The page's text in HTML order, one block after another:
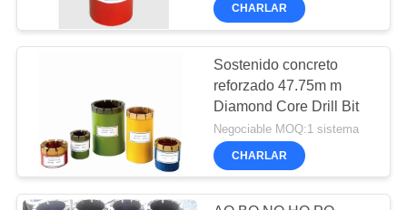
CHARLAR
Sostenido concreto
reforzado 47.75m m
Diamond Core Drill Bit
Negociable MOQ:1 sistema
CHARLAR